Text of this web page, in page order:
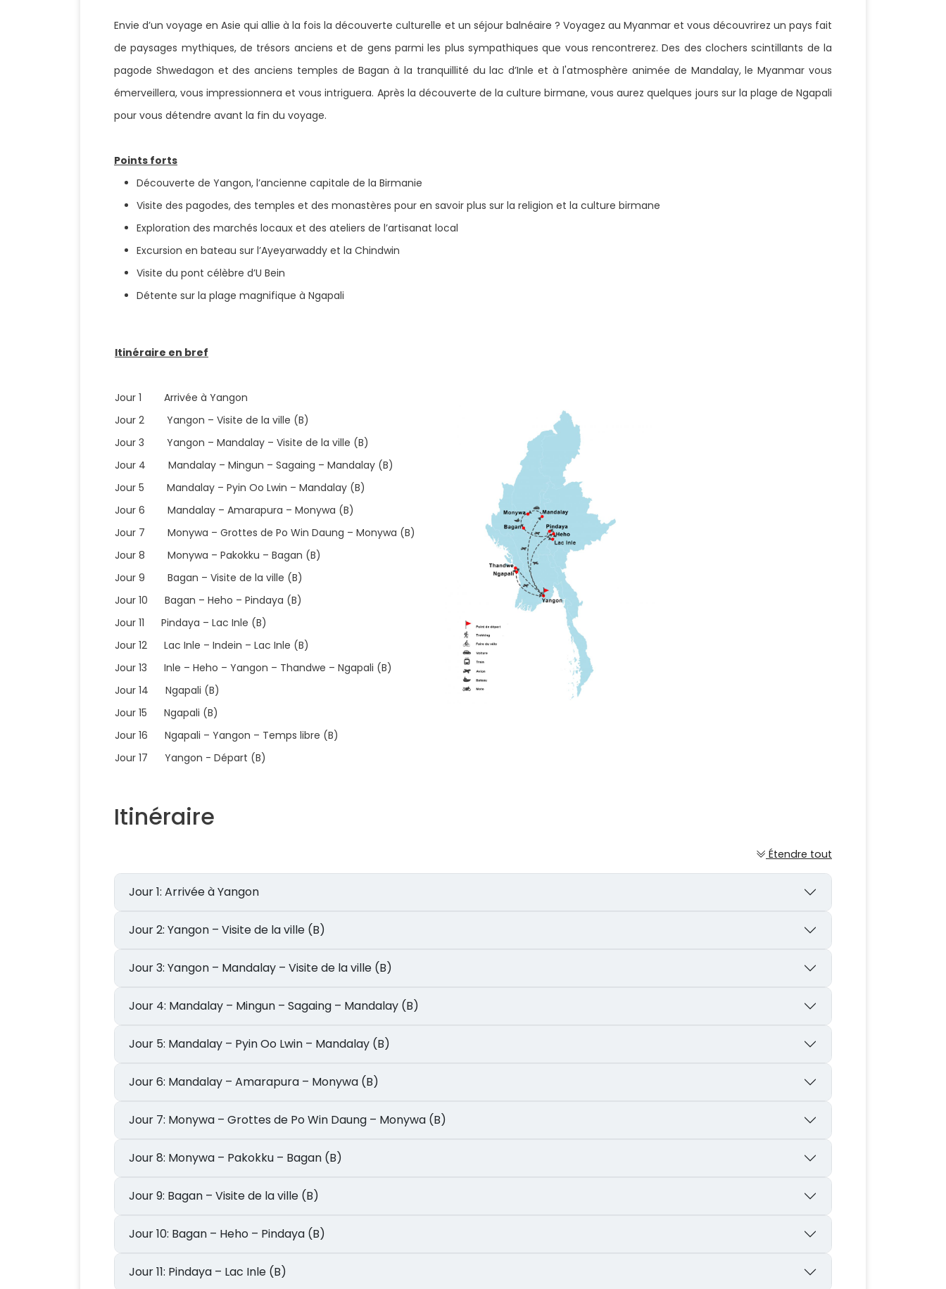
Envie d’un voyage en Asie qui allie à la fois la découverte culturelle et un séjour balnéaire ? Voyagez au Myanmar et vous découvrirez un pays fait
de paysages mythiques, de trésors anciens et de gens parmi les plus sympathiques que vous rencontrerez. Des des clochers scintillants de la
pagode Shwedagon et des anciens temples de Bagan à la tranquillité du lac d’Inle et à l'atmosphère animée de Mandalay, le Myanmar vous
émerveillera, vous impressionnera et vous intriguera. Après la découverte de la culture birmane, vous aurez quelques jours sur la plage de Ngapali
pour vous détendre avant la fin du voyage.
Points forts
Découverte de Yangon, l’ancienne capitale de la Birmanie
Visite des pagodes, des temples et des monastères pour en savoir plus sur la religion et la culture birmane
Exploration des marchés locaux et des ateliers de l’artisanat local
Excursion en bateau sur l’Ayeyarwaddy et la Chindwin
Visite du pont célèbre d’U Bein
Détente sur la plage magnifique à Ngapali
Itinéraire en bref
Jour 1 Arrivée à Yangon
Jour 2 Yangon – Visite de la ville (B)
Jour 3 Yangon – Mandalay – Visite de la ville (B)
Jour 4 Mandalay – Mingun – Sagaing – Mandalay (B)
Jour 5 Mandalay – Pyin Oo Lwin – Mandalay (B)
Jour 6 Mandalay – Amarapura – Monywa (B)
Jour 7 Monywa – Grottes de Po Win Daung – Monywa (B)
Jour 8 Monywa – Pakokku – Bagan (B)
Jour 9 Bagan – Visite de la ville (B)
Jour 10 Bagan – Heho – Pindaya (B)
Jour 11 Pindaya – Lac Inle (B)
Jour 12 Lac Inle – Indein – Lac Inle (B)
Jour 13 Inle – Heho – Yangon – Thandwe – Ngapali (B)
Jour 14 Ngapali (B)
Jour 15 Ngapali (B)
Jour 16 Ngapali – Yangon – Temps libre (B)
Jour 17 Yangon - Départ (B)
Itinéraire
Étendre tout
Jour 1: Arrivée à Yangon
Jour 2: Yangon – Visite de la ville (B)
Jour 3: Yangon – Mandalay – Visite de la ville (B)
Jour 4: Mandalay – Mingun – Sagaing – Mandalay (B)
Jour 5: Mandalay – Pyin Oo Lwin – Mandalay (B)
Jour 6: Mandalay – Amarapura – Monywa (B)
Jour 7: Monywa – Grottes de Po Win Daung – Monywa (B)
Jour 8: Monywa – Pakokku – Bagan (B)
Jour 9: Bagan – Visite de la ville (B)
Jour 10: Bagan – Heho – Pindaya (B)
Jour 11: Pindaya – Lac Inle (B)